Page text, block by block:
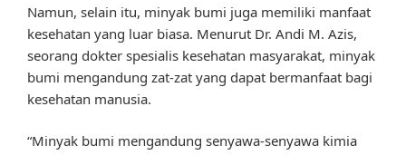
Namun, selain itu, minyak bumi juga memiliki manfaat
kesehatan yang luar biasa. Menurut Dr. Andi M. Azis,
seorang dokter spesialis kesehatan masyarakat, minyak
bumi mengandung zat-zat yang dapat bermanfaat bagi
kesehatan manusia.
“Minyak bumi mengandung senyawa-senyawa kimia